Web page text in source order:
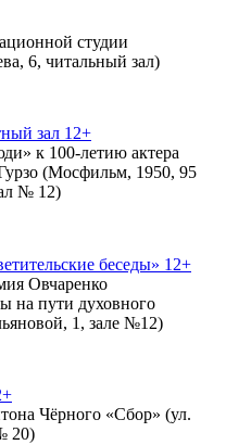
студии
6, читальный зал)
зал 12+
к 100-летию актера
(Мосфильм, 1950, 95
№ 12)
беседы» 12+
Овчаренко
на пути духовного
1, зале №12)
Чёрного «Сбор» (ул.
20)